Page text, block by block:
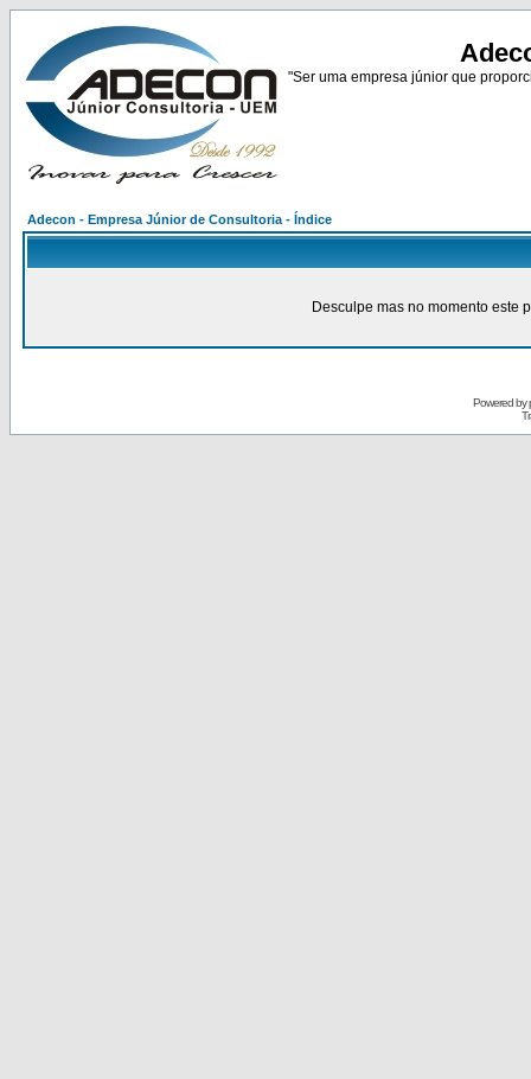
"Ser uma empresa júnior que
Adecon - Empresa Júnior de Consultoria - Índice
Desculpe mas no momento este
Powered by